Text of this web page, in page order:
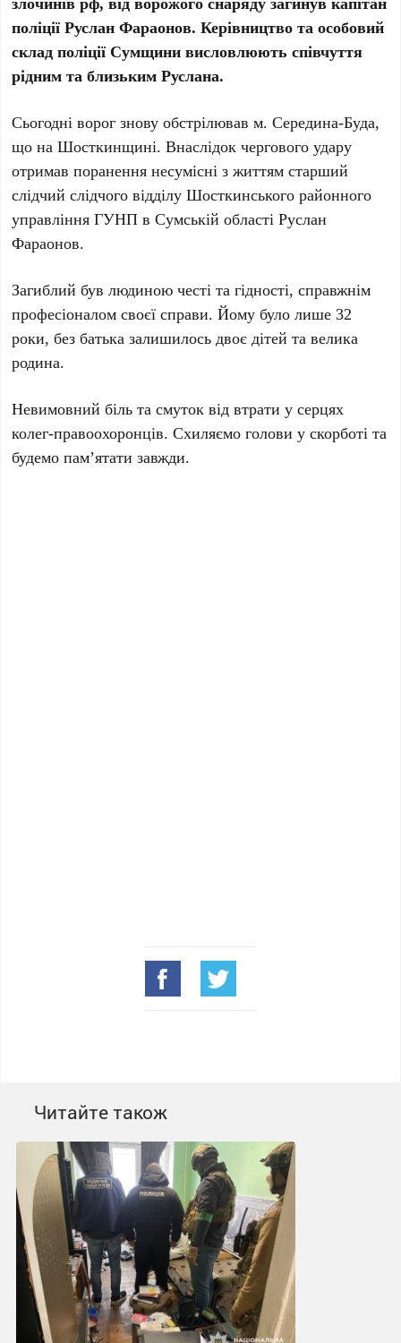
поліції Руслан Фараонов. Керівництво та особовий
склад поліції Сумщини висловлюють співчуття
рідним та близьким Руслана.
Сьогодні ворог знову обстрілював м. Середина-Буда,
що на Шосткинщині. Внаслідок чергового удару
отримав поранення несумісні з життям старший
слідчий слідчого відділу Шосткинського районного
управління ГУНП в Сумській області Руслан
Фараонов.
Загиблий був людиною честі та гідності, справжнім
професіоналом своєї справи. Йому було лише 32
роки, без батька залишилось двоє дітей та велика
родина.
Невимовний біль та смуток від втрати у серцях
колег-правоохоронців. Схиляємо голови у скорботі та
будемо пам’ятати завжди.
Читайте також